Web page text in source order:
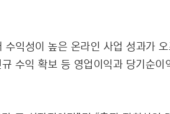
익성이 높은 온라인 사업 성과가 오
수익 확보 등 영업이익과 당기순이